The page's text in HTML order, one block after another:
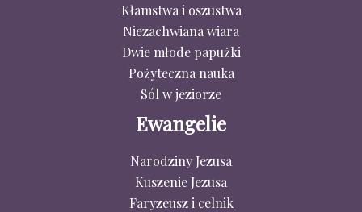
Kłamstwa i oszustwa
Niezachwiana wiara
Dwie młode papużki
Pożyteczna nauka
Sól w jeziorze
Ewangelie
Narodziny Jezusa
Kuszenie Jezusa
Faryzeusz i celnik